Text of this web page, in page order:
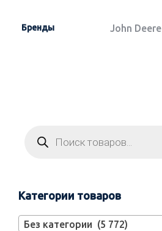
Бренды John Deere
Категории товаров
Без категории (5 772)